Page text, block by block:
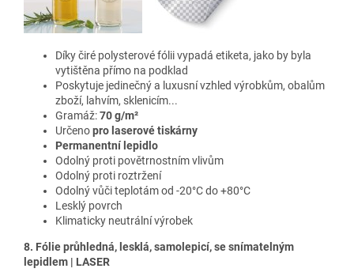
Díky čiré polysterové fólii vypadá etiketa, jako by byla
vytištěna přímo na podklad
Poskytuje jedinečný a luxusní vzhled výrobkům, obalům
zboží, lahvím, sklenicím...
Gramáž:70 g/m²
Určenopro laserové tiskárny
Permanentní lepidlo
Odolný proti povětrnostním vlivům
Odolný proti roztržení
Odolný vůči teplotám od -20°C do +80°C
Lesklý povrch
Klimaticky neutrální výrobek
8. Fólie průhledná, lesklá, samolepicí, se snímatelným
lepidlem | LASER